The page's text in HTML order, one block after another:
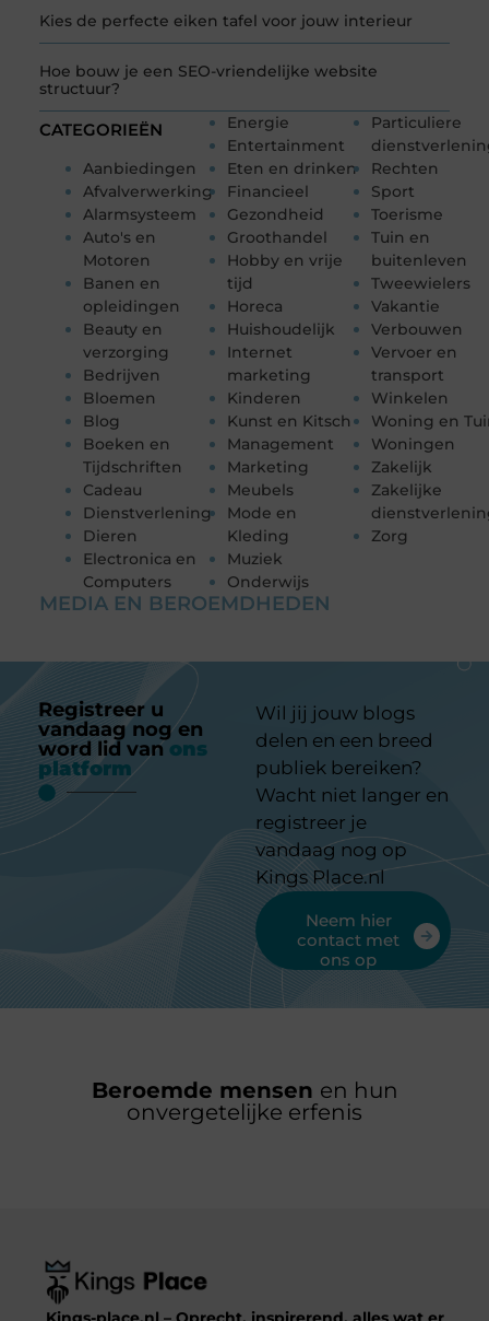
Kies de perfecte eiken tafel voor jouw interieur
Hoe bouw je een SEO-vriendelijke website
structuur?
CATEGORIEËN
Aanbiedingen
Afvalverwerking
Alarmsysteem
Auto's en
Motoren
Banen en
opleidingen
Beauty en
verzorging
Bedrijven
Bloemen
Blog
Boeken en
Tijdschriften
Cadeau
Dienstverlening
Dieren
Electronica en
Computers
Energie
Entertainment
Eten en drinken
Financieel
Gezondheid
Groothandel
Hobby en vrije
tijd
Horeca
Huishoudelijk
Internet
marketing
Kinderen
Kunst en Kitsch
Management
Marketing
Meubels
Mode en
Kleding
Muziek
Onderwijs
Particuliere
Rechten
Sport
Toerisme
Tuin en
buitenleven
Tweewielers
Vakantie
Verbouwen
Vervoer en
transport
Winkelen
Woning en
Woningen
Zakelijk
Zakelijke
Zorg
MEDIA EN BEROEMDHEDEN
Registreer u
vandaag nog en
word lid van ons
platform
Wil jij jouw blogs
delen en een breed
publiek bereiken?
Wacht niet langer en
registreer je
vandaag nog op
Kings Place.nl
Neem hier
contact met
ons op
Beroemde mensen en hun
onvergetelijke erfenis